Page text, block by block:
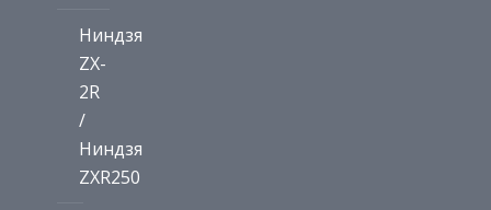
Ниндзя
ZX-
2R
/
Ниндзя
ZXR250